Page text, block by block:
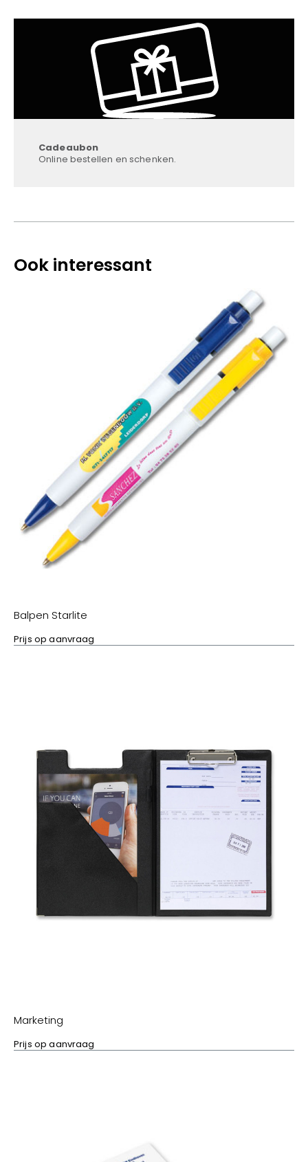
Cadeaubon
Online bestellen en schenken.
Ook interessant
Balpen Starlite
Prijs op aanvraag
Marketing
Prijs op aanvraag